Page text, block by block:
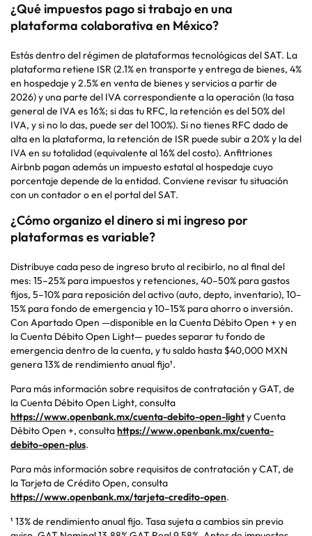
¿Qué impuestos pago si trabajo en una
plataforma colaborativa en México?
Estás dentro del régimen de plataformas tecnológicas del SAT. La
plataforma retiene ISR (2.1% en transporte y entrega de bienes, 4%
en hospedaje y 2.5% en venta de bienes y servicios a partir de
2026) y una parte del IVA correspondiente a la operación (la tasa
general de IVA es 16%; si das tu RFC, la retención es del 50% del
IVA, y si no lo das, puede ser del 100%). Si no tienes RFC dado de
alta en la plataforma, la retención de ISR puede subir a 20% y la del
IVA en su totalidad (equivalente al 16% del costo). Anfitriones
Airbnb pagan además un impuesto estatal al hospedaje cuyo
porcentaje depende de la entidad. Conviene revisar tu situación
con un contador o en el portal del SAT.
¿Cómo organizo el dinero si mi ingreso por
plataformas es variable?
Distribuye cada peso de ingreso bruto al recibirlo, no al final del
mes: 15–25% para impuestos y retenciones, 40–50% para gastos
fijos, 5–10% para reposición del activo (auto, depto, inventario), 10–
15% para fondo de emergencia y 10–15% para ahorro o inversión.
Con Apartado Open —disponible en la Cuenta Débito Open + y en
la Cuenta Débito Open Light— puedes separar tu fondo de
emergencia dentro de la cuenta, y tu saldo hasta $40,000 MXN
genera 13% de rendimiento anual fijo¹.
Para más información sobre requisitos de contratación y GAT, de
la Cuenta Débito Open Light, consulta
https://www.openbank.mx/cuenta-debito-open-lighty Cuenta
Débito Open +, consultahttps://www.openbank.mx/cuenta-
debito-open-plus.
Para más información sobre requisitos de contratación y CAT, de
la Tarjeta de Crédito Open, consulta
https://www.openbank.mx/tarjeta-credito-open.
¹ 13% de rendimiento anual fijo. Tasa sujeta a cambios sin previo